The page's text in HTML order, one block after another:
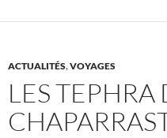
ACTUALITÉS,VOYAGES
LES TEPHRA